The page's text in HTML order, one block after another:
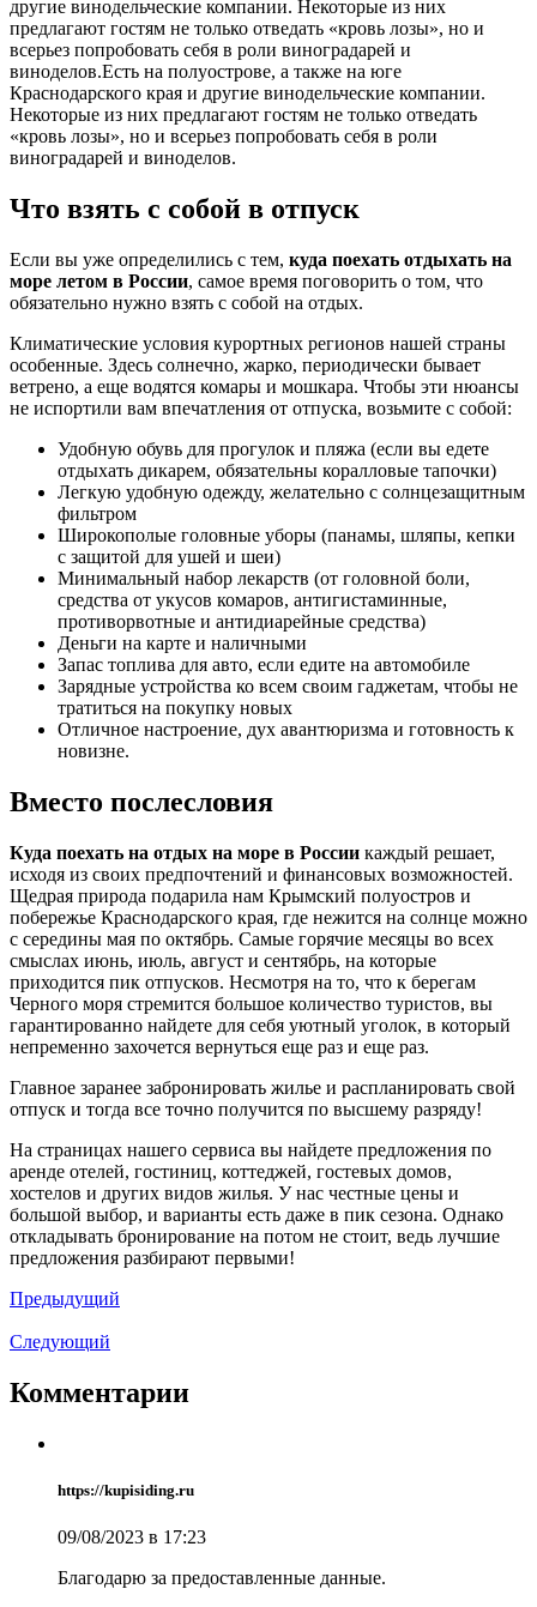
другие винодельческие компании. Некоторые из них
предлагают гостям не только отведать «кровь лозы», но и
всерьез попробовать себя в роли виноградарей и
виноделов.Есть на полуострове, а также на юге
Краснодарского края и другие винодельческие компании.
Некоторые из них предлагают гостям не только отведать
«кровь лозы», но и всерьез попробовать себя в роли
виноградарей и виноделов.
Что взять с собой в отпуск
Если вы уже определились с тем, куда поехать отдыхать на
море летом в России, самое время поговорить о том, что
обязательно нужно взять с собой на отдых.
Климатические условия курортных регионов нашей страны
особенные. Здесь солнечно, жарко, периодически бывает
ветрено, а еще водятся комары и мошкара. Чтобы эти нюансы
не испортили вам впечатления от отпуска, возьмите с собой:
Удобную обувь для прогулок и пляжа (если вы едете
отдыхать дикарем, обязательны коралловые тапочки)
Легкую удобную одежду, желательно с солнцезащитным
фильтром
Широкополые головные уборы (панамы, шляпы, кепки
с защитой для ушей и шеи)
Минимальный набор лекарств (от головной боли,
средства от укусов комаров, антигистаминные,
противорвотные и антидиарейные средства)
Деньги на карте и наличными
Запас топлива для авто, если едите на автомобиле
Зарядные устройства ко всем своим гаджетам, чтобы не
тратиться на покупку новых
Отличное настроение, дух авантюризма и готовность к
новизне.
Вместо послесловия
Куда поехать на отдых на море в России каждый решает,
исходя из своих предпочтений и финансовых возможностей.
Щедрая природа подарила нам Крымский полуостров и
побережье Краснодарского края, где нежится на солнце можно
с середины мая по октябрь. Самые горячие месяцы во всех
смыслах июнь, июль, август и сентябрь, на которые
приходится пик отпусков. Несмотря на то, что к берегам
Черного моря стремится большое количество туристов, вы
гарантированно найдете для себя уютный уголок, в который
непременно захочется вернуться еще раз и еще раз.
Главное заранее забронировать жилье и распланировать свой
отпуск и тогда все точно получится по высшему разряду!
На страницах нашего сервиса вы найдете предложения по
аренде отелей, гостиниц, коттеджей, гостевых домов,
хостелов и других видов жилья. У нас честные цены и
большой выбор, и варианты есть даже в пик сезона. Однако
откладывать бронирование на потом не стоит, ведь лучшие
предложения разбирают первыми!
Предыдущий
Следующий
Комментарии
https://kupisiding.ru
09/08/2023 в 17:23
Благодарю за предоставленные данные.